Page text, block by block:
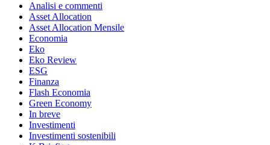
Analisi e commenti
Asset Allocation
Asset Allocation Mensile
Economia
Eko
Eko Review
ESG
Finanza
Flash Economia
Green Economy
In breve
Investimenti
Investimenti sostenibili